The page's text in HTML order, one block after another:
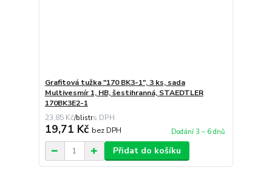
Grafitová tužka "170 BK3-1", 3 ks, sada
Multivesmír 1, HB, šestihranná, STAEDTLER
170BK3E2-1
23,85 Kč/blistr
19,71 Kč bez DPH Dodání 3 – 6 dnů
Přidat do košíku